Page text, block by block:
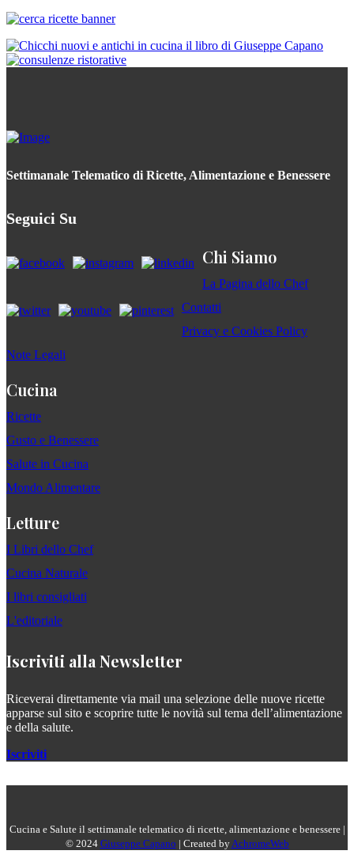
Settimanale Telematico di Ricette, Alimentazione e Benessere
Seguici Su
Chi Siamo
La Pagina dello Chef
Contatti
Privacy e Cookies Policy
Note Legali
Cucina
Ricette
Gusto e Benessere
Salute in Cucina
Mondo Alimentare
Letture
I Libri dello Chef
Cucina Naturale
I libri consigliati
L'editoriale
Iscriviti alla Newsletter
Riceverai direttamente via mail una selezione delle nuove ricette
apparse sul sito e scoprire tutte le novità sul tema dell’alimentazione
e della salute.
Iscriviti
Cucina e Salute il settimanale telematico di ricette, alimentazione e benessere |
© 2024 Giuseppe Capano | Created byAchromeWeb